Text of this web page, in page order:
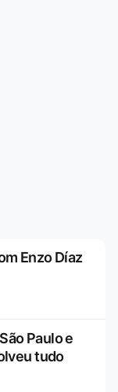
Enzo Díaz
Paulo e
tudo